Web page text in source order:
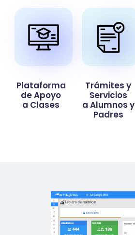
Plataforma
de Apoyo
a Clases
Trámites y
Servicios
a Alumnos y
Padres